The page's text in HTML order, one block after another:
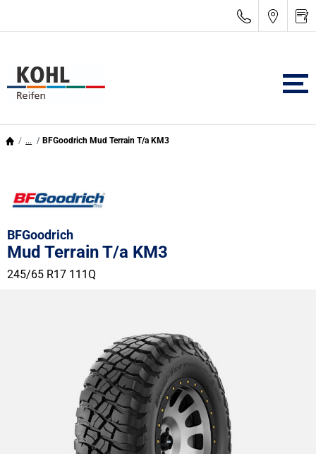
... BFGoodrich Mud Terrain T/a KM3
BFGoodrich
Mud Terrain T/a KM3
245/65 R17 111Q